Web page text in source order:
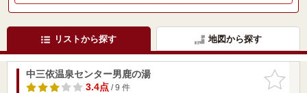
リストから探す 地図から探す
お気に入
りに追加
中三依温泉センター男鹿の湯
3.4点/ 9 件